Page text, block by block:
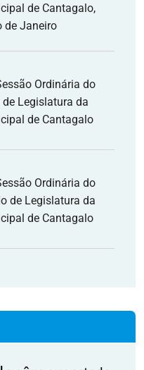
de Cantagalo,
de Janeiro
Ordinária do
Legislatura da
de Cantagalo
Ordinária do
de Legislatura da
de Cantagalo